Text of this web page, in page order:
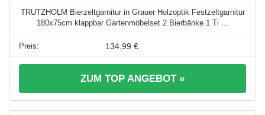
TRUTZHOLM Bierzeltgarnitur in Grauer Holzoptik Festzeltgarnitur
180x75cm klappbar Gartenmöbelset 2 Bierbänke 1 Ti ...
134,99 €
ZUM TOP ANGEBOT »